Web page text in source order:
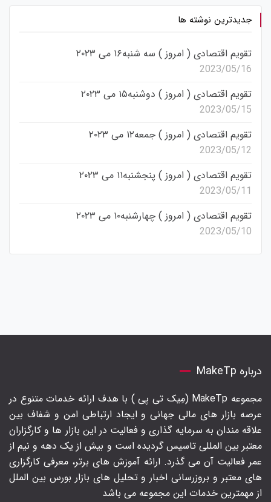
جدیدترین نوشته ها
تقویم اقتصادی ( امروز ) سه شنبه۱۶ می ۲۰۲۳
2023/05/16
تقویم اقتصادی ( امروز ) دوشنبه۱۵ می ۲۰۲۳
2023/05/15
تقویم اقتصادی ( امروز ) جمعه۱۲ می ۲۰۲۳
2023/05/12
تقویم اقتصادی ( امروز ) پنجشنبه۱۱ می ۲۰۲۳
2023/05/11
تقویم اقتصادی ( امروز ) چهارشنبه۱۰ می ۲۰۲۳
2023/05/10
درباره MakeTp
مجموعه MakeTp (مِیک تی پی ) با هدف ارائه خدمات متنوع در
عرصه بازار های مالی جهانی و ایجاد ارتباطی امن و شفاف بین
علاقه مندان به سرمایه گذاری و فعالیت در این بازار ها و کارگزاران
معتبر بین المللی تاسیس گردیده است و بیش از یک دهه و نیم از
عمر فعالیت آن می گذرد. ارائه آموزش های برتر‍، معرفی کارگزاری
های معتبر و بروزرسانی اخبار و تحلیل های بازار بورس بین الملل
از مهمترین خدمات این مجموعه می باشد